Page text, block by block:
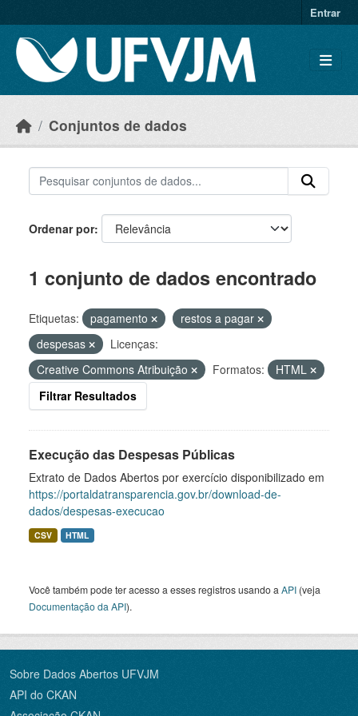
Entrar
Conjuntos de dados
Ordenar por
1 conjunto de dados encontrado
Etiquetas: pagamento
restos a pagar
despesas
Licenças:
Creative Commons Atribuição
Formatos:
HTML
Filtrar Resultados
Execução das Despesas Públicas
Extrato de Dados Abertos por exercício disponibilizado em
https://portaldatransparencia.gov.br/download-de-
dados/despesas-execucao
CSV HTML
Você também pode ter acesso a esses registros usando a API (veja
Documentação da API).
Sobre Dados Abertos UFVJM
API do CKAN